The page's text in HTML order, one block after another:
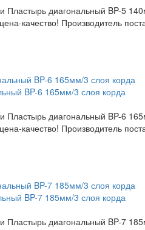
Пластырь диагональный BP-5
качество! Производитель
BP-6 165мм/3 слоя корда
Пластырь диагональный BP-6
качество! Производитель
BP-7 185мм/3 слоя корда
Пластырь диагональный BP-7